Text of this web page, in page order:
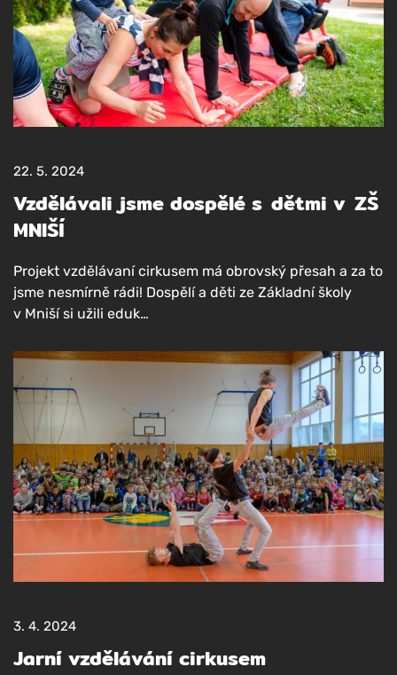
22. 5. 2024
Vzdělávali jsme dospělé s dětmi v ZŠ
MNIŠÍ
Pro­jekt vzdě­lá­va­ní cir­ku­sem má obrov­ský pře­sah a za to
jsme nesmír­ně rádi! Dospě­lí a děti ze Základ­ní ško­ly
v Mni­ší si uži­li eduk…
3. 4. 2024
Jarní vzdělávání cirkusem